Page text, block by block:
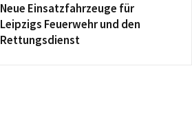
Neue Einsatzfahrzeuge für
Leipzigs Feuerwehr und den
Rettungsdienst